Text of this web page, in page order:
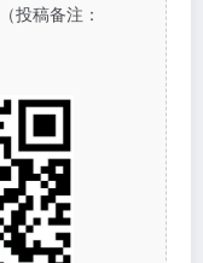
（投稿备注：